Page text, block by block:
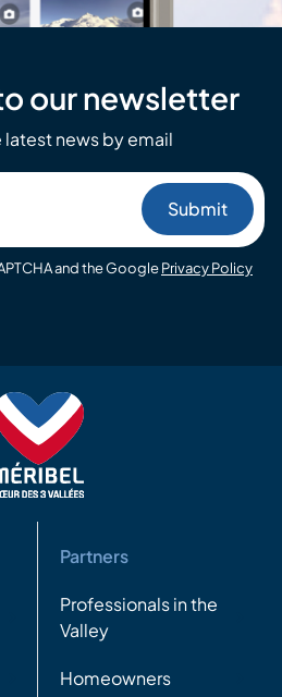
our newsletter
latest news by email
and the GooglePrivacy Policy
Partners
Professionals in the
Valley
Homeowners